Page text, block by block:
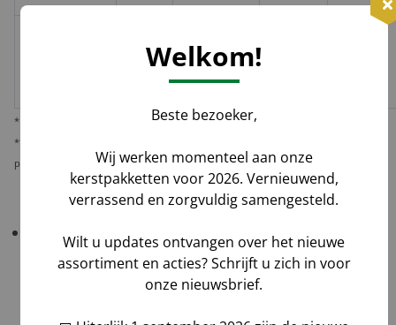
✅ ✅*
* Behoudens overmacht calamiteiten.
** De verantwoordelijkheid op dit risico als gevolg van uw keuze voor reguliere
pakketbezorging rust bij u als opdrachtgever.
Belangrijk!
Controleer uw bestelling bij levering
altijd grondigin het bijzijn van de chauffeur.
Welkom!
Beste bezoeker,
Wij werken momenteel aan onze
kerstpakketten voor 2026. Vernieuwend,
verrassend en zorgvuldig samengesteld.
Wilt u updates ontvangen over het nieuwe
assortiment en acties? Schrijft u zich in voor
onze nieuwsbrief.